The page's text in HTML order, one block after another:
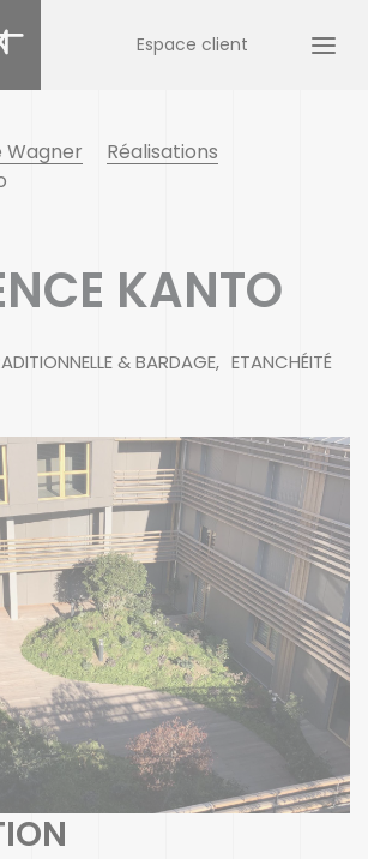
Espace client
Wagner
Réalisations
KANTO
& BARDAGE ETANCHÉITÉ